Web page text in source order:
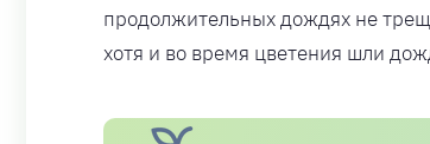
продолжительных дождях не
хотя и во время цветения шли